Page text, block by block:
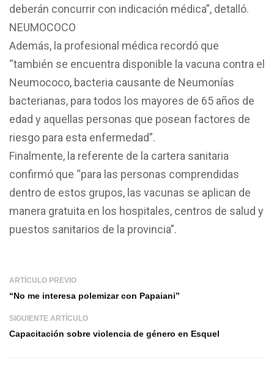
deberán concurrir con indicación médica”, detalló.
NEUMOCOCO
Además, la profesional médica recordó que
“también se encuentra disponible la vacuna contra el
Neumococo, bacteria causante de Neumonías
bacterianas, para todos los mayores de 65 años de
edad y aquellas personas que posean factores de
riesgo para esta enfermedad”.
Finalmente, la referente de la cartera sanitaria
confirmó que “para las personas comprendidas
dentro de estos grupos, las vacunas se aplican de
manera gratuita en los hospitales, centros de salud y
puestos sanitarios de la provincia”.
ARTÍCULO PREVIO
“No me interesa polemizar con Papaiani”
SIGUIENTE ARTÍCULO
Capacitación sobre violencia de género en Esquel